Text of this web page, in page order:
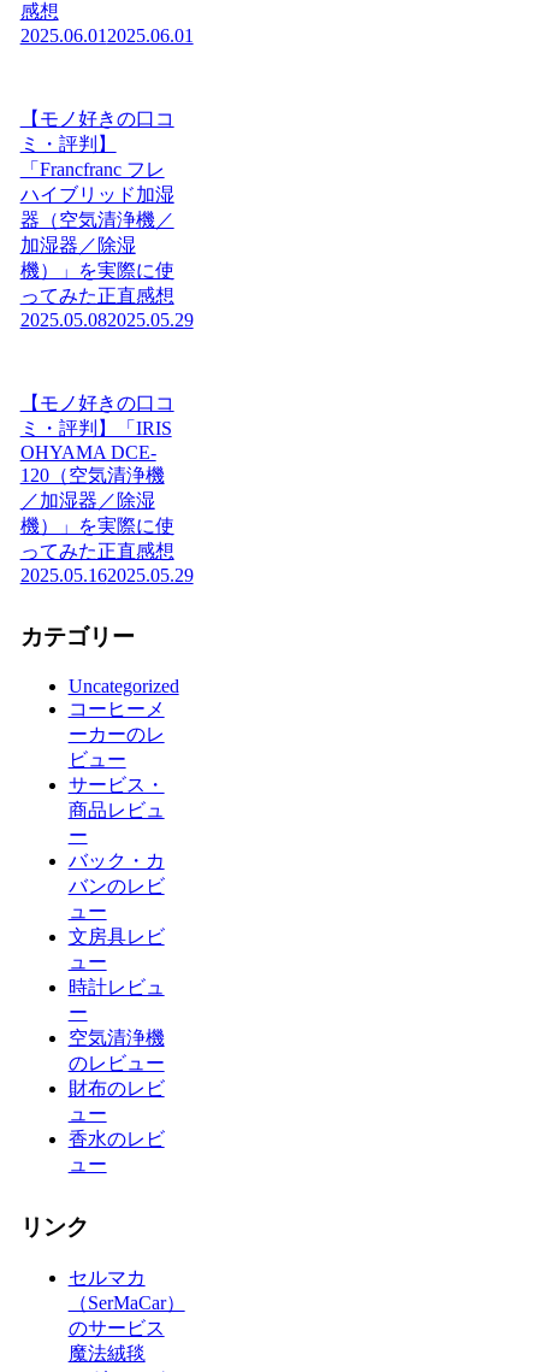
感想
2025.06.01 2025.06.01
【モノ好きの口コ
ミ・評判】
「Francfranc フレ
ハイブリッド加湿
器（空気清浄機／
加湿器／除湿
機）」を実際に使
ってみた正直感想
2025.05.082025.05.29
【モノ好きの口コ
ミ・評判】「IRIS
OHYAMA DCE-
120（空気清浄機
／加湿器／除湿
機）」を実際に使
ってみた正直感想
2025.05.162025.05.29
カテゴリー
Uncategorized
コーヒーメ
ーカーのレ
ビュー
サービス・
商品レビュ
ー
バック・カ
バンのレビ
ュー
文房具レビ
ュー
時計レビュ
ー
空気清浄機
のレビュー
財布のレビ
ュー
香水のレビ
ュー
リンク
セルマカ
（SerMaCar）
のサービス
魔法絨毯